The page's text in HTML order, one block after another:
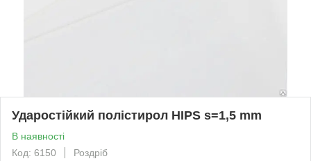
Ударостійкий полістирол HIPS s=1,5 mm
В наявності
Код: 6150
Роздріб